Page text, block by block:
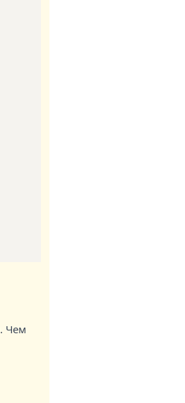
Чем